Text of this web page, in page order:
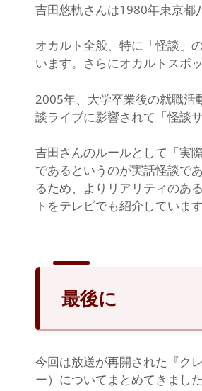
吉田悠軌さんは1980年東京都
オカルト全般、特に「怪談」
います。さらにオカルトスポ
2005年、大学卒業後の就職活
談ライブに影響されて「怪談
吉田さんのルールとして「実
であるというのが実話怪談で
るため、よりリアリティのあ
トをテレビでも紹介しています
最後に
今回は放送が再開された『ク
ー）についてまとめてきまし